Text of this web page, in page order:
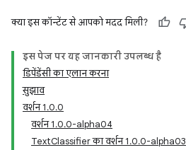
क्या इस कॉन्टेंट से आपको मदद मिली?
इस पेज परयह जानकारी उपलब्ध है
डिपेंडेंसी का एलान करना
सुझाव
वर्शन 1.0.0
वर्शन 1.0.0-alpha04
TextClassifier का वर्शन 1.0.0-alpha03